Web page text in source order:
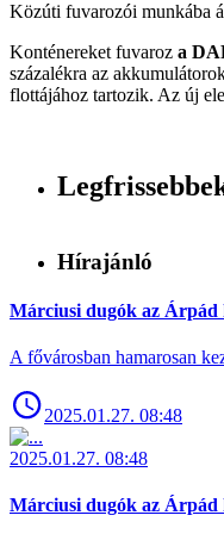
Közúti fuvarozói munkába
Konténereket fuvaroz a
százalékra az
flottájához tartozik. Az új
Hírajánló
Márciusi dugók az Árpád
A fővárosban hamarosan
2025.01.27. 08:48
2025.01.27. 08:48
Márciusi dugók az Árpád